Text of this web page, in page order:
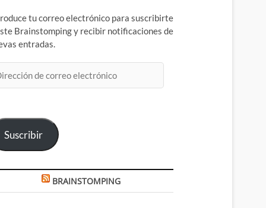
tu correo electrónico para suscribirte
Brainstomping y recibir notificaciones de
entradas.
Suscribir
BRAINSTOMPING